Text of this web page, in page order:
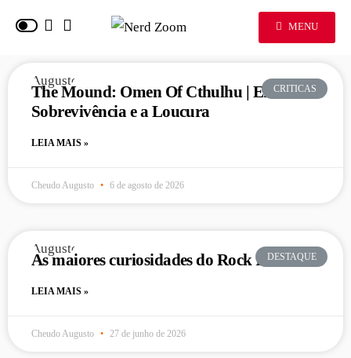
MENU
CRITICAS
The Mound: Omen Of Cthulhu | Entre a
Sobrevivência e a Loucura
LEIA MAIS »
Cheudo Augusto 6 de agosto de 2026
DESTAQUE
As maiores curiosidades do Rock In Rio
LEIA MAIS »
Cheudo Augusto 27 de junho de 2026